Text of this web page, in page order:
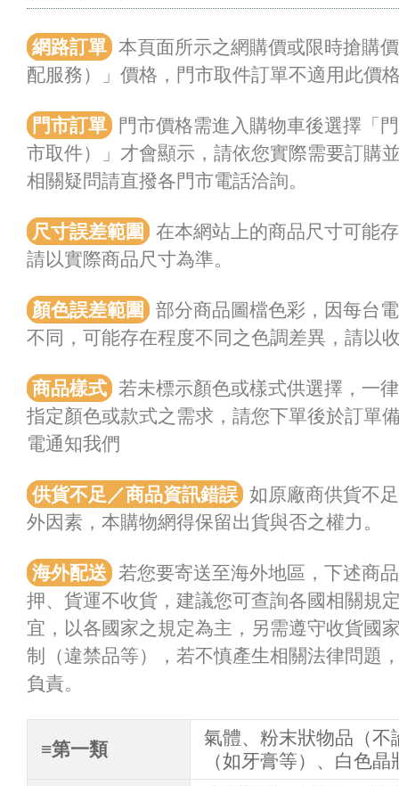
網路訂單 本頁面所示之網購價或限時搶購
配服務）」價格，門市取件訂單不適用此價
門市訂單
門市價格需進入購物車後選擇「
市取件）」才會顯示，請依您實際需要訂購
相關疑問請直撥各門市電話洽詢。
尺寸誤差範圍
在本網站上的商品尺寸可能
請以實際商品尺寸為準。
顏色誤差範圍
部分商品圖檔色彩，因每台
不同，可能存在程度不同之色調差異，請以
商品樣式
若未標示顏色或樣式供選擇，一
指定顏色或款式之需求，請您下單後於訂單
電通知我們
供貨不足／商品資訊錯誤 如原廠商供貨不
外因素，本購物網得保留出貨與否之權力。
海外配送
若您要寄送至海外地區，下述商
押、貨運不收貨，建議您可查詢各國相關規
宜，以各國家之規定為主，另需遵守收貨國
制（違禁品等），若不慎產生相關法律問題
負責。
≡第一類
氣體、粉末狀物品（不
（如牙膏等）、白色晶